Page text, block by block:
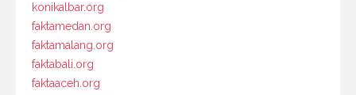
konikalbar.org
faktamedan.org
faktamalang.org
faktabali.org
faktaaceh.org